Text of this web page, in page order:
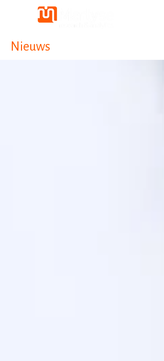
Nieuws